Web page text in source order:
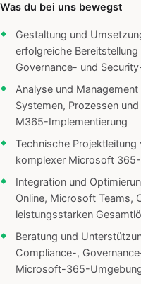
Was du bei uns bewegst
Gestaltung und
erfolgreiche
Governance- und
Analyse und
Systemen, Prozessen
M365-Implementierung
Technische
komplexer Microsoft
Integration und
Online, Microsoft Teams,
leistungsstarken
Beratung und
Compliance-,
Microsoft-365-